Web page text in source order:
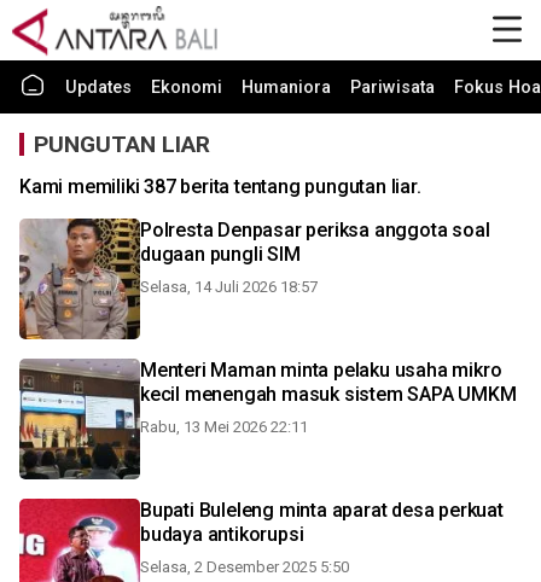
Updates Ekonomi Humaniora Pariwisata Fokus
PUNGUTAN LIAR
Kami memiliki 387 berita tentang pungutan liar.
Polresta Denpasar periksa anggota soal
dugaan pungli SIM
Selasa, 14 Juli 2026 18:57
Menteri Maman minta pelaku usaha mikro
kecil menengah masuk sistem SAPA UMKM
Rabu, 13 Mei 2026 22:11
Bupati Buleleng minta aparat desa perkuat
budaya antikorupsi
Selasa, 2 Desember 2025 5:50